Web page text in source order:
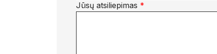
Jūsų atsiliepimas *